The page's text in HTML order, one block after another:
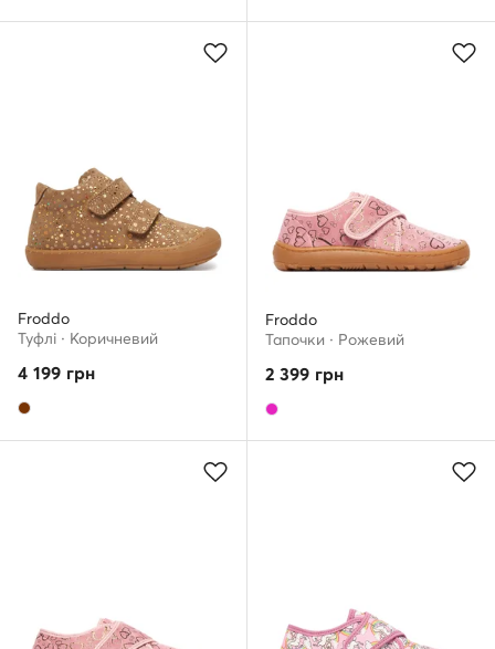
Froddo
Туфлі · Коричневий
4 199 грн
Froddo
Тапочки · Рожевий
2 399 грн